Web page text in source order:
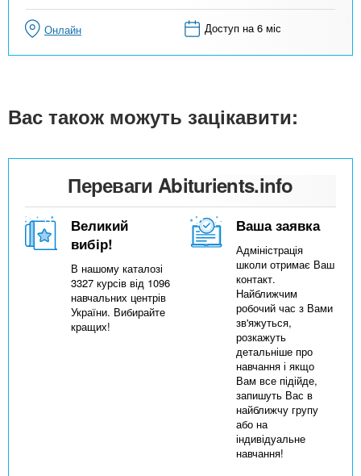
Онлайн Доступ на 6 міс
Вас також можуть зацікавити:
Переваги Abiturients.info
Великий
вибір!
В нашому каталозі
3327 курсів від 1096
навчальних центрів
України. Вибирайте
кращих!
Ваша заявка
Адміністрація
школи отримає Ваш
контакт.
Найближчим
робочий час з Вами
зв'яжуться,
розкажуть
детальніше про
навчання і якщо
Вам все підійде,
запишуть Вас в
найближчу групу
або на
індивідуальне
навчання!